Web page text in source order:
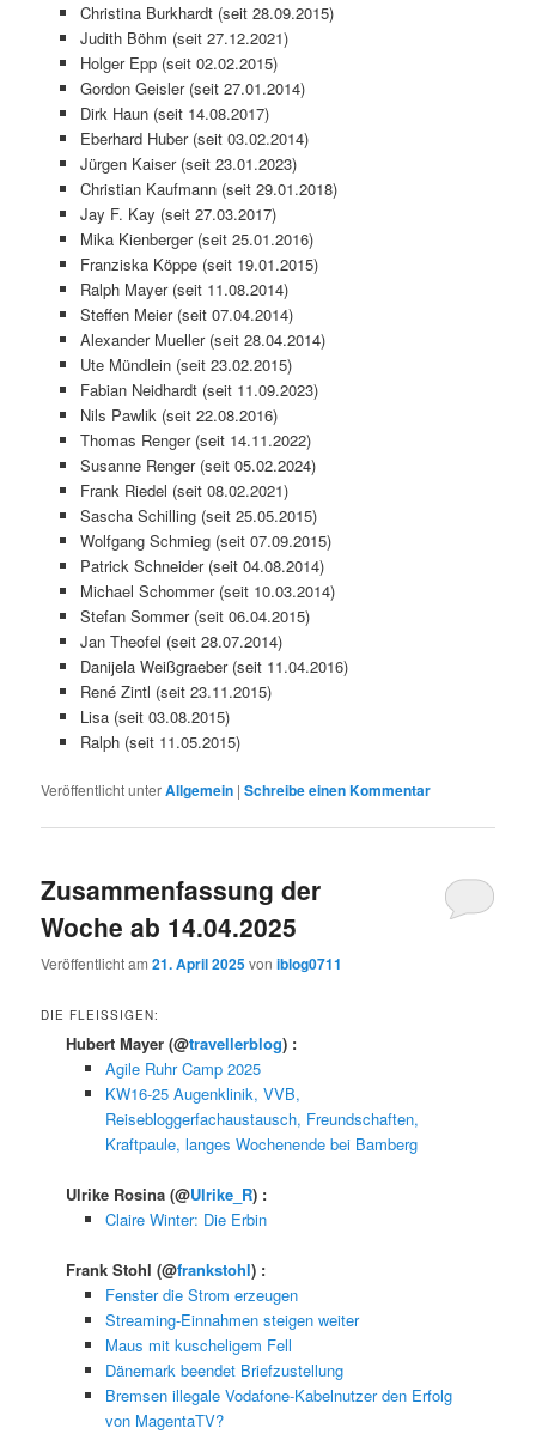
Christina Burkhardt (seit 28.09.2015)
Judith Böhm (seit 27.12.2021)
Holger Epp (seit 02.02.2015)
Gordon Geisler (seit 27.01.2014)
Dirk Haun (seit 14.08.2017)
Eberhard Huber (seit 03.02.2014)
Jürgen Kaiser (seit 23.01.2023)
Christian Kaufmann (seit 29.01.2018)
Jay F. Kay (seit 27.03.2017)
Mika Kienberger (seit 25.01.2016)
Franziska Köppe (seit 19.01.2015)
Ralph Mayer (seit 11.08.2014)
Steffen Meier (seit 07.04.2014)
Alexander Mueller (seit 28.04.2014)
Ute Mündlein (seit 23.02.2015)
Fabian Neidhardt (seit 11.09.2023)
Nils Pawlik (seit 22.08.2016)
Thomas Renger (seit 14.11.2022)
Susanne Renger (seit 05.02.2024)
Frank Riedel (seit 08.02.2021)
Sascha Schilling (seit 25.05.2015)
Wolfgang Schmieg (seit 07.09.2015)
Patrick Schneider (seit 04.08.2014)
Michael Schommer (seit 10.03.2014)
Stefan Sommer (seit 06.04.2015)
Jan Theofel (seit 28.07.2014)
Danijela Weißgraeber (seit 11.04.2016)
René Zintl (seit 23.11.2015)
Lisa (seit 03.08.2015)
Ralph (seit 11.05.2015)
Veröffentlicht unterAllgemein |Schreibe einen Kommentar
Zusammenfassung der
Woche ab 14.04.2025
Veröffentlicht am21. April 2025voniblog0711
DIE FLEISSIGEN:
Hubert Mayer(@travellerblog) :
Agile Ruhr Camp 2025
KW16-25 Augenklinik, VVB,
Reisebloggerfachaustausch, Freundschaften,
Kraftpaule, langes Wochenende bei Bamberg
Ulrike Rosina(@Ulrike_R) :
Claire Winter: Die Erbin
Frank Stohl(@frankstohl) :
Fenster die Strom erzeugen
Streaming-Einnahmen steigen weiter
Maus mit kuscheligem Fell
Dänemark beendet Briefzustellung
Bremsen illegale Vodafone-Kabelnutzer den Erfolg
von MagentaTV?